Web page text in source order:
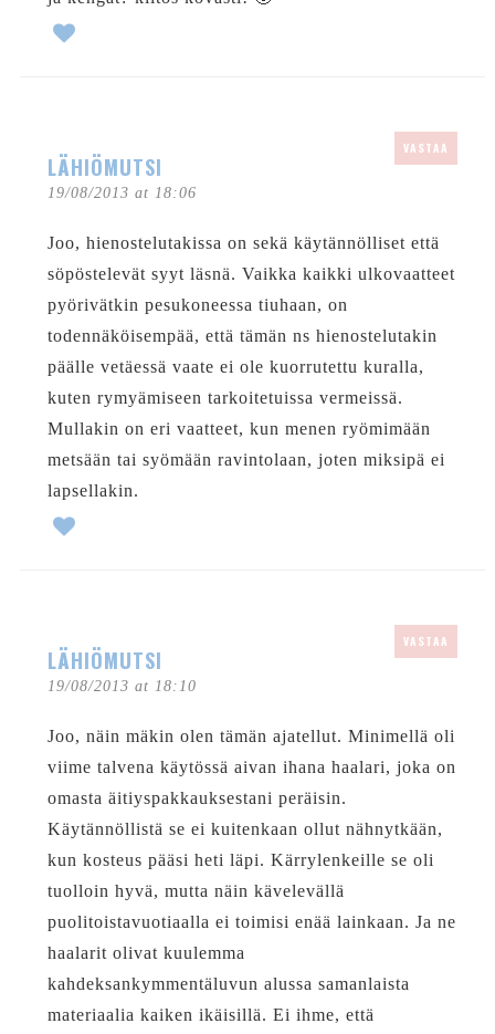
LÄHIÖMUTSI
19/08/2013 at 18:06
VASTAA
Joo, hienostelutakissa on sekä käytännölliset että
söpöstelevät syyt läsnä. Vaikka kaikki ulkovaatteet
pyörivätkin pesukoneessa tiuhaan, on
todennäköisempää, että tämän ns hienostelutakin
päälle vetäessä vaate ei ole kuorrutettu kuralla,
kuten rymyämiseen tarkoitetuissa vermeissä.
Mullakin on eri vaatteet, kun menen ryömimään
metsään tai syömään ravintolaan, joten miksipä ei
lapsellakin.
LÄHIÖMUTSI
19/08/2013 at 18:10
VASTAA
Joo, näin mäkin olen tämän ajatellut. Minimellä oli
viime talvena käytössä aivan ihana haalari, joka on
omasta äitiyspakkauksestani peräisin.
Käytännöllistä se ei kuitenkaan ollut nähnytkään,
kun kosteus pääsi heti läpi. Kärrylenkeille se oli
tuolloin hyvä, mutta näin kävelevällä
puolitoistavuotiaalla ei toimisi enää lainkaan. Ja ne
haalarit olivat kuulemma
kahdeksankymmentäluvun alussa samanlaista
materiaalia kaiken ikäisillä. Ei ihme, että